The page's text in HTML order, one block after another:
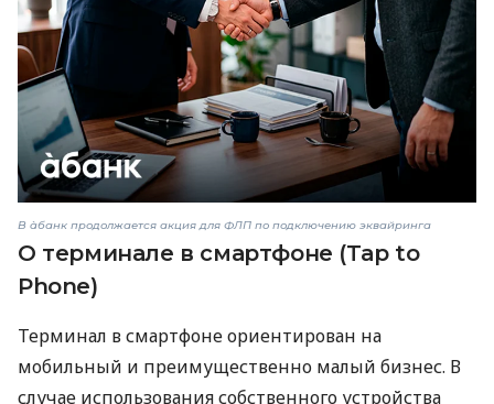
В àбанк продолжается акция для ФЛП по подключению эквайринга
О терминале в смартфоне (Tap to
Phone)
Терминал в смартфоне ориентирован на
мобильный и преимущественно малый бизнес. В
случае использования собственного устройства